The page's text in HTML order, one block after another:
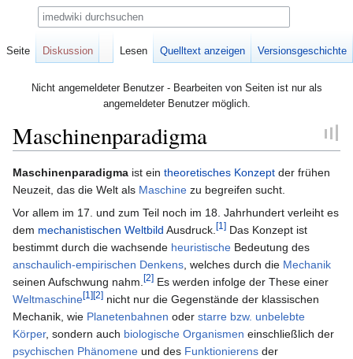
Nicht angemeldeter Benutzer - Bearbeiten von Seiten ist nur als
angemeldeter Benutzer möglich.
Maschinenparadigma
Zur
Navigation
springen
Zur
Suche
springen
Maschinenparadigma ist ein theoretisches Konzept der frühen
Neuzeit, das die Welt als Maschine zu begreifen sucht.
Vor allem im 17. und zum Teil noch im 18. Jahrhundert verleiht es
dem mechanistischen Weltbild Ausdruck.[1] Das Konzept ist
bestimmt durch die wachsende heuristische Bedeutung des
anschaulich-empirischen Denkens, welches durch die Mechanik
seinen Aufschwung nahm.[2] Es werden infolge der These einer
Weltmaschine[1][2] nicht nur die Gegenstände der klassischen
Mechanik, wie Planetenbahnen oder starre bzw. unbelebte
Körper, sondern auch biologische Organismen einschließlich der
psychischen Phänomene und des Funktionierens der
Seite Diskussion Lesen Quelltext anzeigen Versionsgeschichte
Suche